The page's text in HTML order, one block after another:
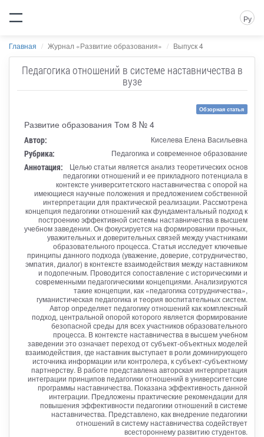
Ру
Главная Журнал «Развитие образования» Выпуск 4
Педагогика отношений в системе наставничества в
вузе
Обзорная статья
Развитие образования Том 8 № 4
Автор: Киселева Елена Васильевна
Рубрика: Педагогика и современное образование
Аннотация:
Целью статьи является анализ теоретических основ
педагогики отношений и ее прикладного потенциала в
контексте университетского наставничества с опорой на
имеющиеся научные положения и предложением собственной
интерпретации для практической реализации. Рассмотрена
концепция педагогики отношений как фундаментальный подход к
построению эффективной системы наставничества в высшем
учебном заведении. Он фокусируется на формировании прочных,
уважительных и доверительных связей между участниками
образовательного процесса. Статья исследует ключевые
принципы данного подхода (уважение, доверие, сотрудничество,
эмпатия, диалог) в контексте взаимодействия между наставником
и подопечным. Проводится сопоставление с историческими и
современными педагогическими концепциями. Анализируются
такие концепции, как «педагогика сотрудничества»,
гуманистическая педагогика и теория воспитательных систем.
Автор определяет педагогику отношений как комплексный
подход, центральной опорой которого является формирование
безопасной среды для всех участников образовательного
процесса. В контексте наставничества в высшем учебном
заведении это означает переход от субъект-объектных моделей
взаимодействия, где наставник выступает в роли доминирующего
источника информации или контролера, к субъект-субъектному
партнерству. В работе представлена авторская интерпретация
интеграции принципов педагогики отношений в университетские
программы наставничества. Показана эффективность данной
интеграции. Предложены практические рекомендации для
повышения эффективности педагогики отношений в системе
наставничества. Представлено, как внедрение педагогики
отношений в систему наставничества содействует
всестороннему развитию студентов.